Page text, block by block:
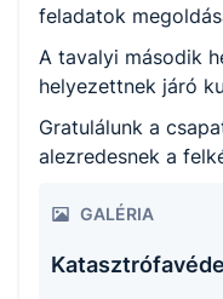
feladatok
A tavalyi második
helyezettnek járó
Gratulálunk a
alezredesnek a
GALÉRIA